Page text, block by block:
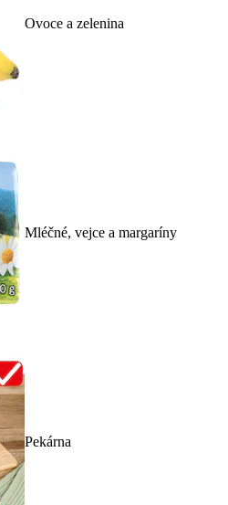
Ovoce a zelenina
Mléčné, vejce a margaríny
Pekárna